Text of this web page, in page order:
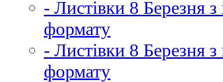
- Листівки 8 Березня
формату
- Листівки 8 Березня
формату